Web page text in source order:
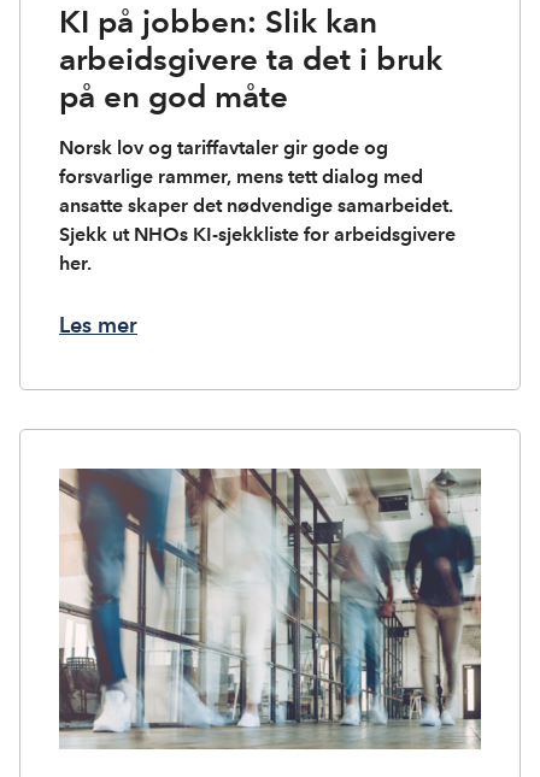
KI på jobben: Slik kan
arbeidsgivere ta det i bruk
på en god måte
Norsk lov og tariffavtaler gir gode og
forsvarlige rammer, mens tett dialog med
ansatte skaper det nødvendige samarbeidet.
Sjekk ut NHOs KI-sjekkliste for arbeidsgivere
her.
Les mer